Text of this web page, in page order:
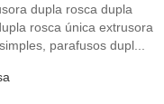
dupla rosca dupla
rosca única extrusora
parafusos dupl...